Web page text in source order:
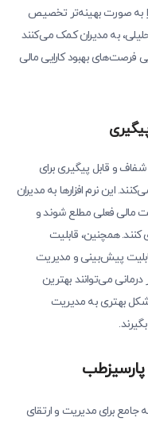
را به صورت بهینه‌تر تخصیص
به مدیران کمک می‌کنند
فرصت‌های بهبود کارایی مالی
شفاف و قابل پیگیری برای
این نرم افزارها به مدیران
مالی فعلی مطلع شوند و
کنند. همچنین، قابلیت
پیش‌بینی و مدیریت
می‌توانند بهترین
شکل بهتری به مدیریت
پارسیزطب
جامع برای مدیریت و ارتقای